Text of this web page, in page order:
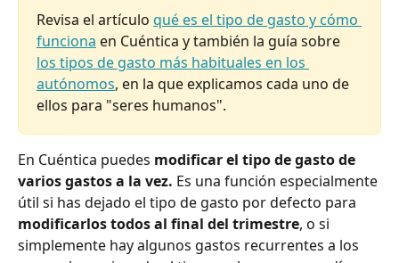
Revisa el artículo qué es el tipo de gasto y cómo
funciona en Cuéntica y también la guía sobre
los tipos de gasto más habituales en los
autónomos, en la que explicamos cada uno de
ellos para "seres humanos".​
En Cuéntica puedes modificar el tipo de gasto de
varios gastos a la vez. Es una función especialmente
útil si has dejado el tipo de gasto por defecto para
modificarlos todos al final del trimestre, o si
simplemente hay algunos gastos recurrentes a los